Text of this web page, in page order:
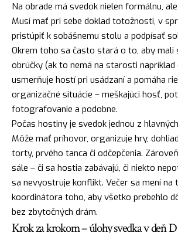
Na obrade má svedok nielen formálnu,
Musí mať pri sebe doklad totožnosti, v
pristúpiť k sobášnemu stolu a podpísať
Okrem toho sa často stará o to, aby mali
obrúčky (ak to nemá na starosti napríklad
usmerňuje hostí pri usádzaní a pomáha
organizačné situácie – meškajúci hosť,
fotografovanie a podobne.
Počas hostiny je svedok jednou z
Môže mať príhovor, organizuje hry,
torty, prvého tanca či odčepčenia.
sále – či sa hostia zabávajú, či niekto
sa nevyostruje konflikt. Večer sa mení na
koordinátora toho, aby všetko prebehlo
bez zbytočných drám.
Krok za krokom – úlohy svedka v deň